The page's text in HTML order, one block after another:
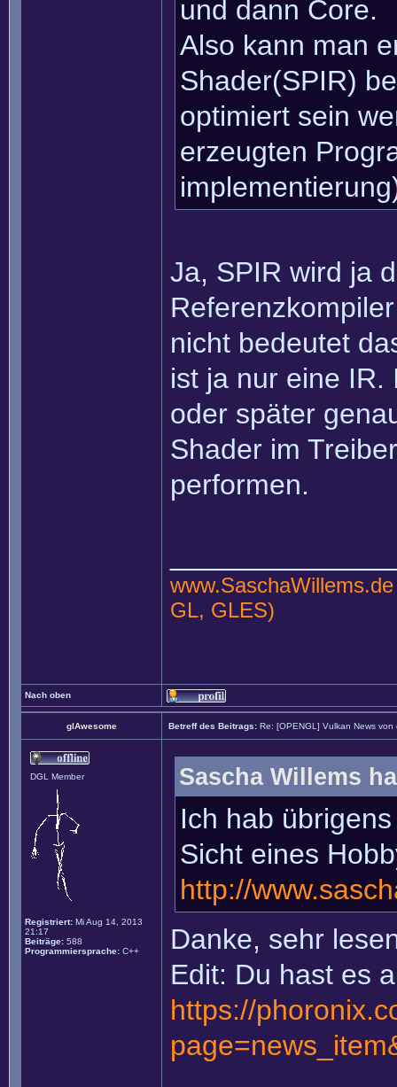
und dann Core.
Also kann man
Shader(SPIR)
optimiert sein
erzeugten
Ja, SPIR wird ja
nicht bedeutet
ist ja nur eine
oder später
Shader im
performen.
www.SaschaWillems.de
GL, GLES)
Nach oben
glAwesome Betreff des Beitrags: Re: [OPENGL] Vulkan News von
DGL Member
Registriert: Mi Aug 14, 2013
21:17
Beiträge: 588
Programmiersprache: C++
Sascha Willems
Ich hab
Sicht eines
http://
Danke, sehr
Edit: Du hast es
https://